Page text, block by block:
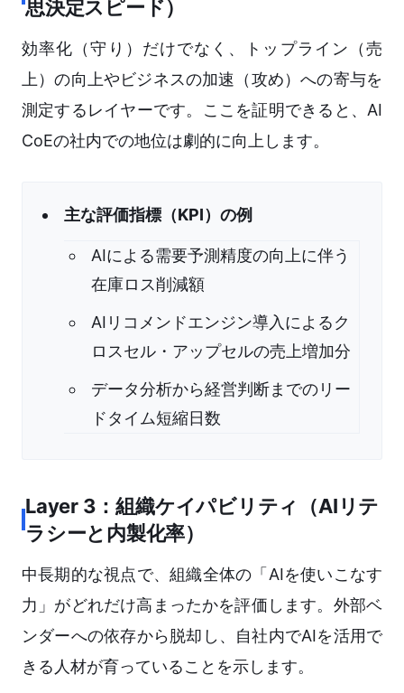
思決定スピード）
効率化（守り）だけでなく、トップライン（売
上）の向上やビジネスの加速（攻め）への寄与を
測定するレイヤーです。ここを証明できると、AI
CoEの社内での地位は劇的に向上します。
主な評価指標（KPI）の例
AIによる需要予測精度の向上に伴う
在庫ロス削減額
AIリコメンドエンジン導入によるク
ロスセル・アップセルの売上増加分
データ分析から経営判断までのリー
ドタイム短縮日数
Layer 3：組織ケイパビリティ（AIリテ
ラシーと内製化率）
中長期的な視点で、組織全体の「AIを使いこなす
力」がどれだけ高まったかを評価します。外部ベ
ンダーへの依存から脱却し、自社内でAIを活用で
きる人材が育っていることを示します。